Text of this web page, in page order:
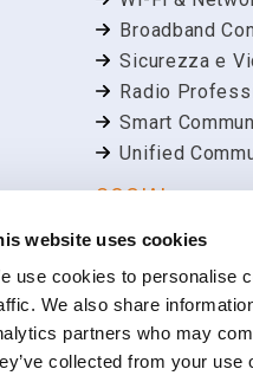
website uses cookies
use cookies to personalise
We also share
partners who may
collected from your use
Broadband
Sicurezza e
Radio
Smart
Unified
SOCIAL
Linkedin
Facebook
YouTube